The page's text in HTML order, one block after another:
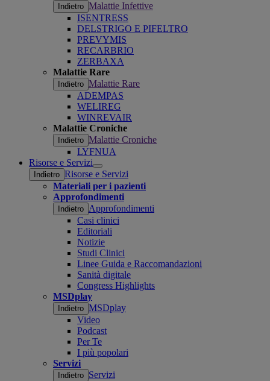
Indietro Malattie Infettive
ISENTRESS
DELSTRIGO E PIFELTRO
PREVYMIS
RECARBRIO
ZERBAXA
Malattie Rare
Indietro Malattie Rare
ADEMPAS
WELIREG
WINREVAIR
Malattie Croniche
Indietro Malattie Croniche
LYFNUA
Risorse e Servizi
Open
submenu
Indietro Risorse e Servizi
Materiali per i pazienti
Approfondimenti
Indietro Approfondimenti
Casi clinici
Editoriali
Notizie
Studi Clinici
Linee Guida e Raccomandazioni
Sanità digitale
Congress Highlights
MSDplay
Indietro MSDplay
Video
Podcast
Per Te
I più popolari
Servizi
Indietro Servizi